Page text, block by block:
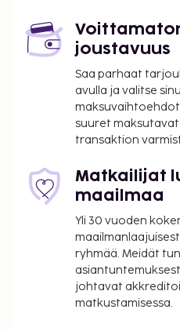
joustavuus
Saa parhaat
avulla ja valitse
suuret
transaktion
Matkailijat
maailmaa
Yli 30 vuoden
ryhmää. Meidät
johtavat
matkustamisessa.